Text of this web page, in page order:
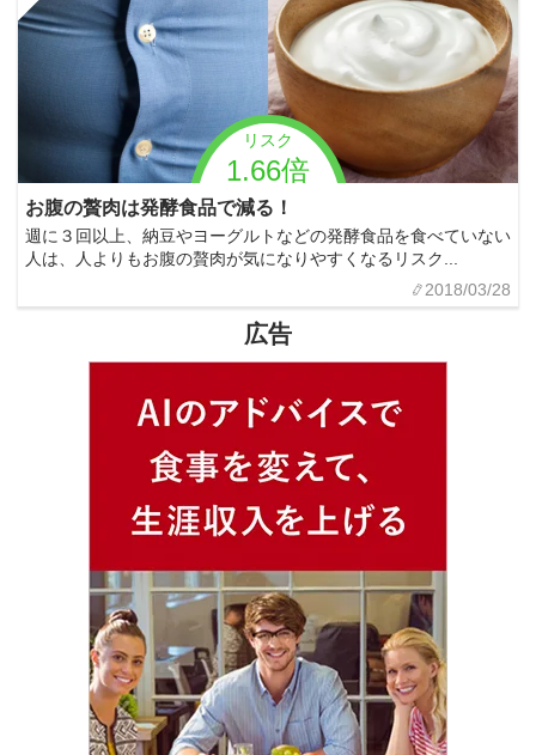
リスク
1.66倍
お腹の贅肉は発酵食品で減る！
週に３回以上、納豆やヨーグルトなどの発酵食品を食べていない
人は、人よりもお腹の贅肉が気になりやすくなるリスク...
2018/03/28
広告